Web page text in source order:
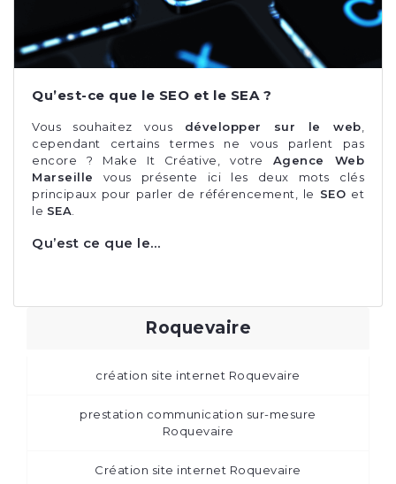
Qu’est-ce que le SEO et le SEA ?
Vous souhaitez vous développer sur le web
cependant certains termes ne vous parlent pas
encore ? Make It Créative, votre Agence Web
Marseille vous présente ici les deux mots clés
principaux pour parler de référencement, le SEO et
le SEA
Qu’est ce que le…
Roquevaire
création site internet Roquevaire
prestation communication sur-mesure
Roquevaire
Création site internet Roquevaire